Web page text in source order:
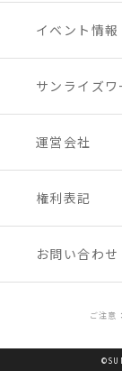
イベント情報
サンライズワ
運営会社
権利表記
お問い合わせ
ご注意